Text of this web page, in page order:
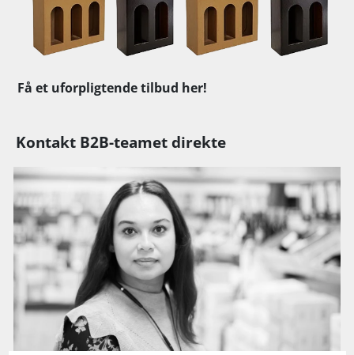
Få et uforpligtende tilbud her!
Kontakt B2B-teamet direkte